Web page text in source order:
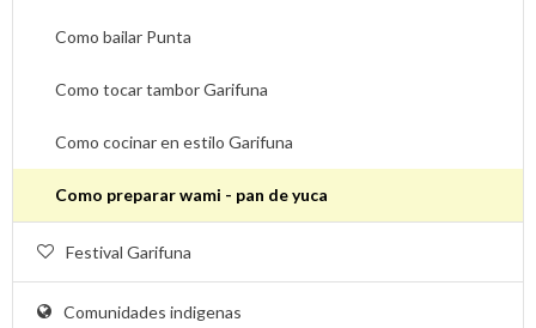
Como bailar Punta
Como tocar tambor Garifuna
Como cocinar en estilo Garifuna
Como preparar wami - pan de yuca
Festival Garifuna
Comunidades indigenas